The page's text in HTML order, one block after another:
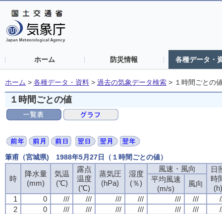
ホーム 防災情報 各種データ・
ホーム > 各種データ・資料 > 過去の気象データ検索 > １時間ごとの
１時間ごとの値
筆甫（宮城県) 1988年5月27日（１時間ごとの値）
時
降水量
(mm)
気温
(℃)
露点
温度
(℃)
蒸気圧
(hPa)
湿度
(％)
風速・風向
日
時
(h)
平均風速
(m/s)
風向
1
0 /// /// /// /// /// ///
2
0 /// /// /// /// /// ///